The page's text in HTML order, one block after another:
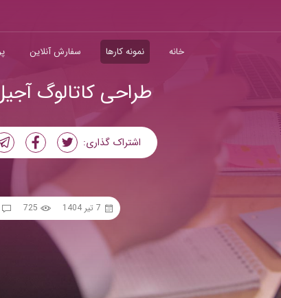
خانه نمونه کارها سفارش آنلاین
طراحی کاتالوگ
اشتراک گذاری:
7 تیر 1404 725